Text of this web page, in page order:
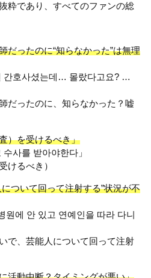
粋であり、すべてのファンの総
だったのに“知らなかった”は無理
간호사셨는데… 몰랐다고요? …
だったのに、知らなかった？嘘
）を受けるべき」
사를 받아야한다」
けるべき）
ついて回って注射する”状況が不
원에 안 있고 연예인을 따라 다니
で、芸能人について回って注射